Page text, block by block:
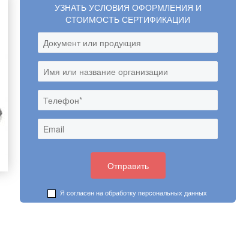
УЗНАТЬ УСЛОВИЯ ОФОРМЛЕНИЯ И
СТОИМОСТЬ СЕРТИФИКАЦИИ
Я согласен на обработкуперсональных данных